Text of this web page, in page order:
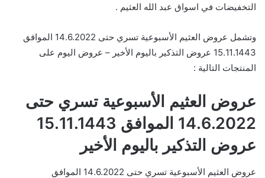
التخفيضات في اسواق عبد الله العثيم .
وتشمل عروض العثيم الأسبوعية تسري حتى 14.6.2022 الموافق
15.11.1443 عروض التذكير باليوم الأخير – عروض اليوم على
المنتجات التالية :
عروض العثيم الأسبوعية تسري حتى
14.6.2022 الموافق 15.11.1443
عروض التذكير باليوم الأخير
عروض العثيم الأسبوعية تسري حتى 14.6.2022 الموافق